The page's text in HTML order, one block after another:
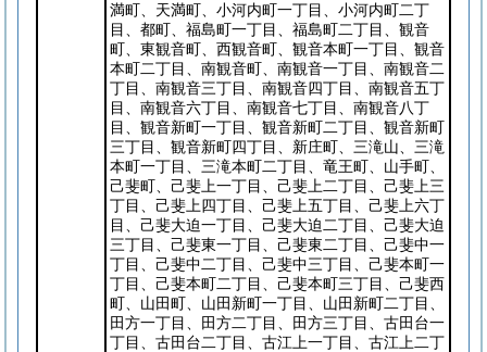
満町、天満町、小河内町一丁目、小河内町二丁
目、都町、福島町一丁目、福島町二丁目、観音
町、東観音町、西観音町、観音本町一丁目、観音
本町二丁目、南観音町、南観音一丁目、南観音二
丁目、南観音三丁目、南観音四丁目、南観音五丁
目、南観音六丁目、南観音七丁目、南観音八丁
目、観音新町一丁目、観音新町二丁目、観音新町
三丁目、観音新町四丁目、新庄町、三滝山、三滝
本町一丁目、三滝本町二丁目、竜王町、山手町、
己斐町、己斐上一丁目、己斐上二丁目、己斐上三
丁目、己斐上四丁目、己斐上五丁目、己斐上六丁
目、己斐大迫一丁目、己斐大迫二丁目、己斐大迫
三丁目、己斐東一丁目、己斐東二丁目、己斐中一
丁目、己斐中二丁目、己斐中三丁目、己斐本町一
丁目、己斐本町二丁目、己斐本町三丁目、己斐西
町、山田町、山田新町一丁目、山田新町二丁目、
田方一丁目、田方二丁目、田方三丁目、古田台一
丁目、古田台二丁目、古江上一丁目、古江上二丁